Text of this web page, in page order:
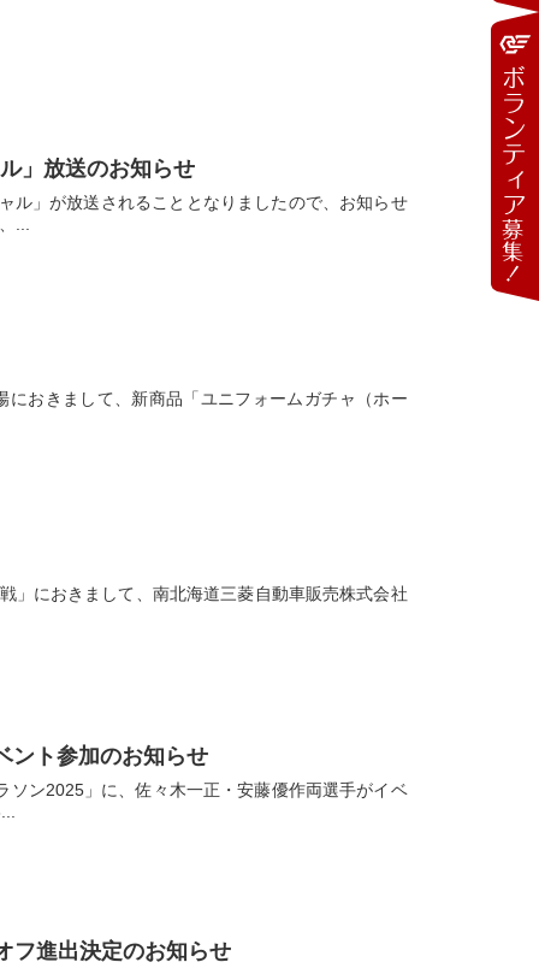
」放送のお知らせ
」が放送されることとなりましたので、お知らせ
おきまして、新商品「ユニフォームガチャ（ホー
」におきまして、南北海道三菱自動車販売株式会社
ント参加のお知らせ
ン2025」に、佐々木一正・安藤優作両選手がイベ
フ進出決定のお知らせ